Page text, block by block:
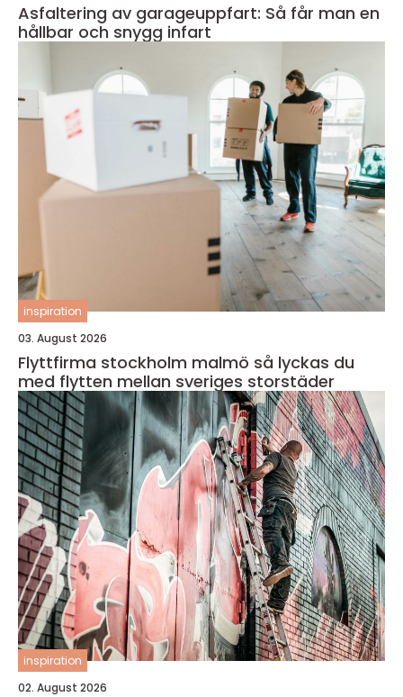
Asfaltering av garageuppfart: Så får man en
hållbar och snygg infart
inspiration
03. August 2026
Flyttfirma stockholm malmö så lyckas du
med flytten mellan sveriges storstäder
inspiration
02. August 2026